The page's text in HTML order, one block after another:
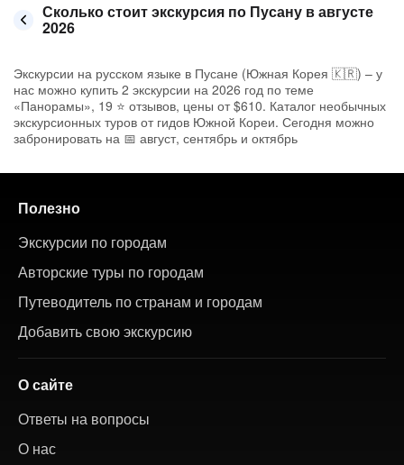
Сколько стоит экскурсия по Пусану в августе
2026
Экскурсии на русском языке в Пусане (Южная Корея 🇰🇷) – у
нас можно купить 2 экскурсии на 2026 год по теме
«Панорамы», 19 ⭐ отзывов, цены от $610. Каталог необычных
экскурсионных туров от гидов Южной Кореи. Сегодня можно
забронировать на 📅 август, сентябрь и октябрь
Полезно
Экскурсии по городам
Авторские туры по городам
Путеводитель по странам и городам
Добавить свою экскурсию
О сайте
Ответы на вопросы
О нас